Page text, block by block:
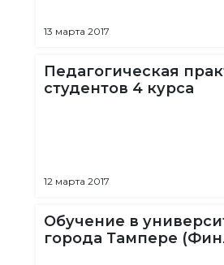
13 марта 2017
Педагогическая
студентов 4 курса
12 марта 2017
Обучение в
города Тампере